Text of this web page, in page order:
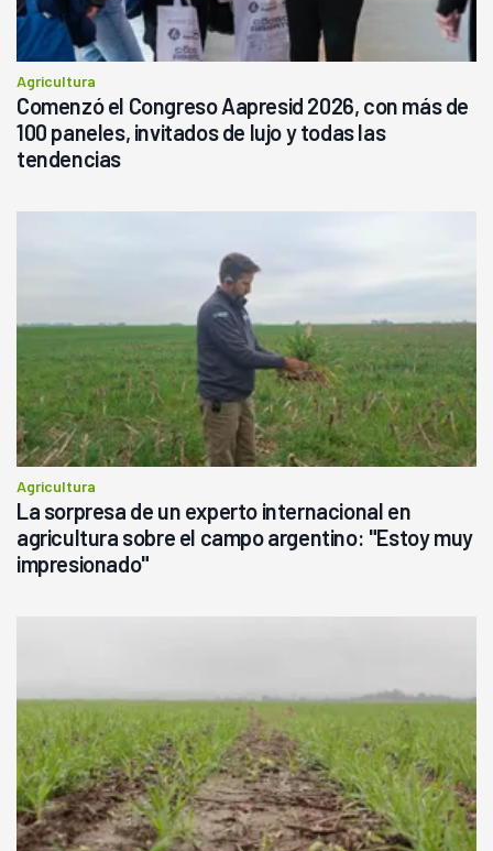
Agricultura
Comenzó el Congreso Aapresid 2026, con más de
100 paneles, invitados de lujo y todas las
tendencias
Agricultura
La sorpresa de un experto internacional en
agricultura sobre el campo argentino: "Estoy muy
impresionado"